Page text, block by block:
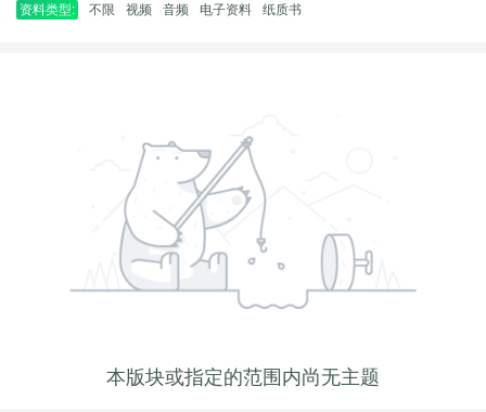
资料类型: 不限 视频 音频 电子资料 纸质书
本版块或指定的范围内尚无主题